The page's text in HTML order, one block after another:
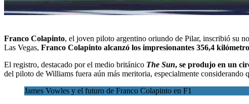
Franco Colapinto, el joven piloto argentino oriundo de Pilar, inscribió su
Las Vegas, Franco Colapinto alcanzó los impresionantes 356,4
El registro, destacado por el medio británico The Sun, se produjo en un
del piloto de Williams fuera aún más meritoria, especialmente considerando
James Vowles y el futuro de Franco Colapinto en F1